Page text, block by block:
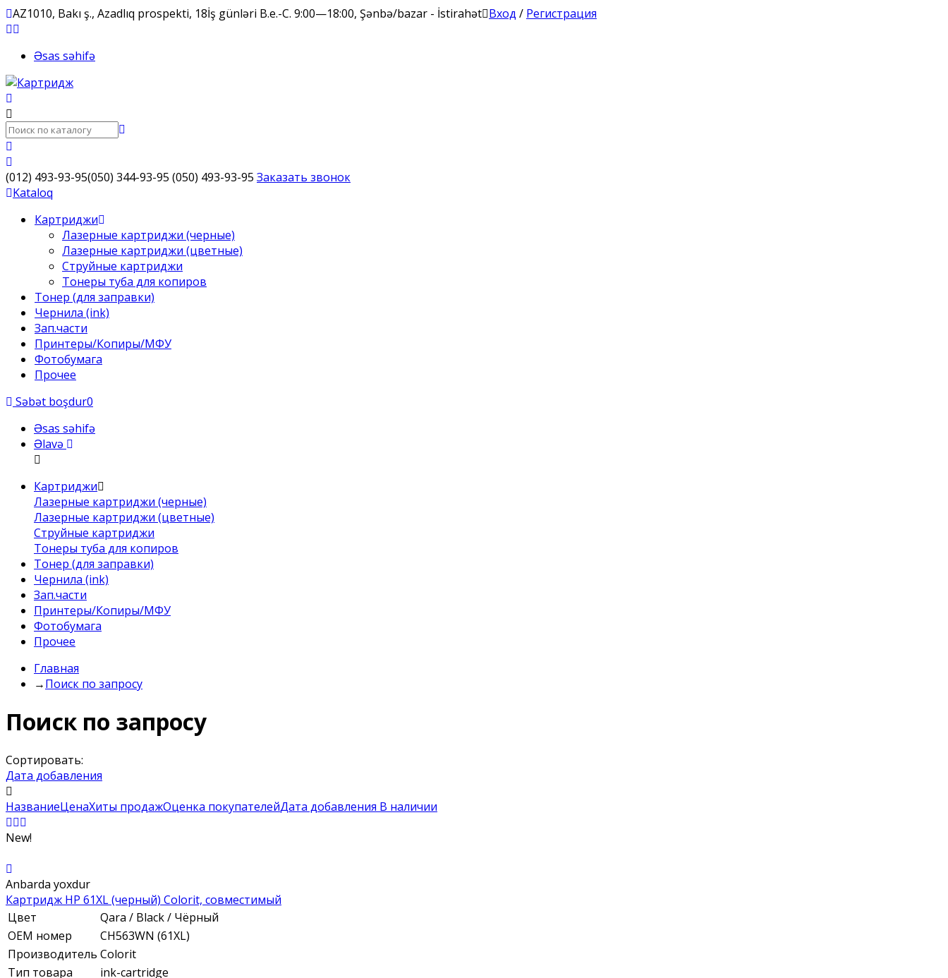
AZ1010, Bakı ş., Azadlıq prospekti, 18İş günləri B.e.-C. 9:00—18:00, Şənbə/bazar - İstirahət Вход / Регистрация
Əsas səhifə
(012) 493-93-95(050) 344-93-95 (050) 493-93-95 Заказать звонок
Kataloq
Картриджи
Лазерные картриджи (черные)
Лазерные картриджи (цветные)
Струйные картриджи
Тонеры туба для копиров
Тонер (для заправки)
Чернила (ink)
Зап.части
Принтеры/Копиры/МФУ
Фотобумага
Прочее
Səbət boşdur0
Əsas səhifə
Əlavə
Картриджи
Лазерные картриджи (черные)
Лазерные картриджи (цветные)
Струйные картриджи
Тонеры туба для копиров
Тонер (для заправки)
Чернила (ink)
Зап.части
Принтеры/Копиры/МФУ
Фотобумага
Прочее
Главная
→Поиск по запросу
Поиск по запросу
Сортировать:
Дата добавления
НазваниеЦенаХиты продажОценка покупателейДата добавления В наличии
New!
Anbarda yoxdur
Картридж HP 61XL (черный) Colorit, совместимый
Цвет
Qara / Black / Чёрный
ОЕМ номер
CH563WN (61XL)
Производитель Colorit
Тип товара
ink-cartridge